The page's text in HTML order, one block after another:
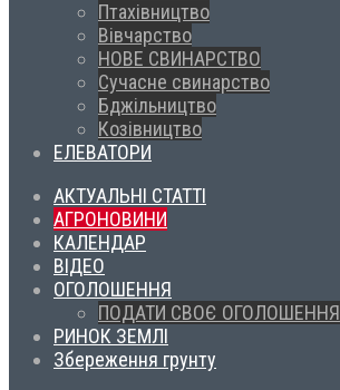
Птахівництво
Вівчарство
НОВЕ СВИНАРСТВО
Сучасне свинарство
Бджільництво
Козівництво
ЕЛЕВАТОРИ
АКТУАЛЬНІ СТАТТІ
АГРОНОВИНИ
КАЛЕНДАР
ВІДЕО
ОГОЛОШЕННЯ
ПОДАТИ СВОЄ ОГОЛОШЕННЯ
РИНОК ЗЕМЛІ
Збереження грунту